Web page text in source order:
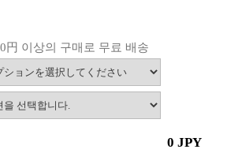
円 이상의 구매로 무료 배송
0 JPY